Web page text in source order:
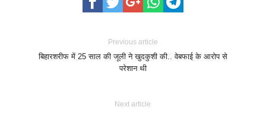
Previous article
बिहारशरीफ में 25 साल की जूली ने खुदकुशी की.. वेबफाई के आरोप से
परेशान थी
Next article